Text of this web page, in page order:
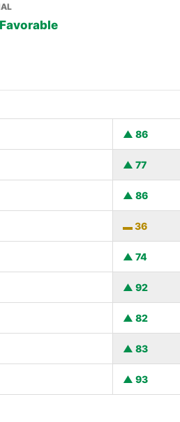
Favorable
86
77
86
36
74
92
82
83
93